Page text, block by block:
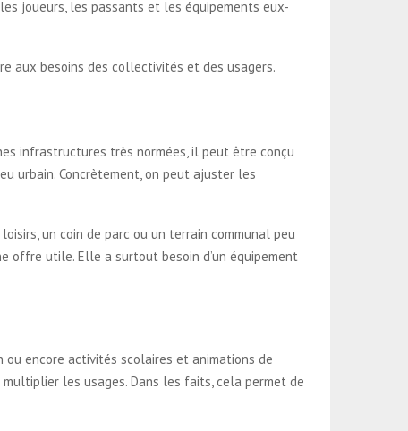
joueurs, les passants et les équipements eux-
aux besoins des collectivités et des usagers.
infrastructures très normées, il peut être conçu
urbain. Concrètement, on peut ajuster les
un coin de parc ou un terrain communal peu
offre utile. Elle a surtout besoin d’un équipement
encore activités scolaires et animations de
les usages. Dans les faits, cela permet de